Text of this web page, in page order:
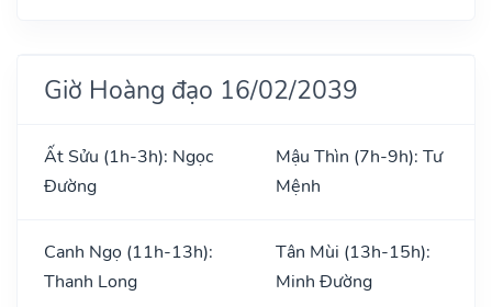
Giờ Hoàng đạo 16/02/2039
Ất Sửu (1h-3h): Ngọc
Đường
Mậu Thìn (7h-9h): Tư
Mệnh
Canh Ngọ (11h-13h):
Thanh Long
Tân Mùi (13h-15h):
Minh Đường